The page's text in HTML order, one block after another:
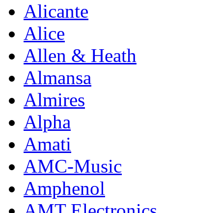
Alicante
Alice
Allen & Heath
Almansa
Almires
Alpha
Amati
AMC-Music
Amphenol